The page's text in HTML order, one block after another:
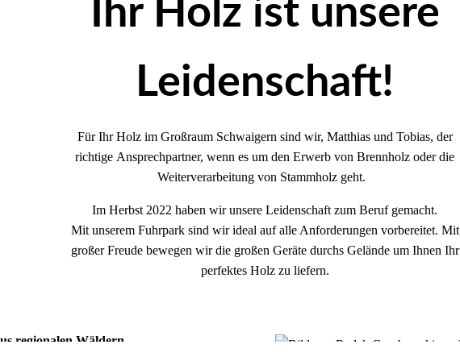
Ihr Holz ist unsere
Leidenschaft!
Für Ihr Holz im Großraum Schwaigern sind wir, Matthias und Tobias, der
richtige Ansprechpartner, wenn es um den Erwerb von Brennholz oder die
Weiterverarbeitung von Stammholz geht.
Im Herbst 2022 haben wir unsere Leidenschaft zum Beruf gemacht.
Mit unserem Fuhrpark sind wir ideal auf alle Anforderungen vorbereitet. Mit
großer Freude bewegen wir die großen Geräte durchs Gelände um Ihnen Ihr
perfektes Holz zu liefern.
regionalen Wäldern